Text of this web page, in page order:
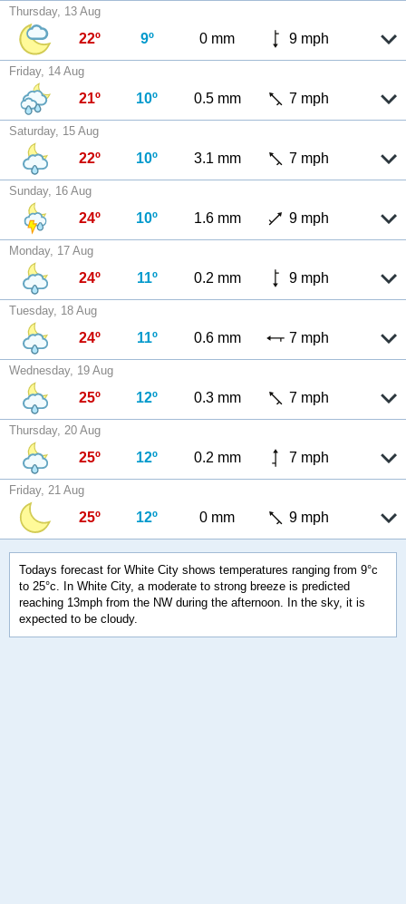
Thursday, 13 Aug
22º 9º 0 mm 9 mph
Friday, 14 Aug
21º 10º 0.5 mm 7 mph
Saturday, 15 Aug
22º 10º 3.1 mm 7 mph
Sunday, 16 Aug
24º 10º 1.6 mm 9 mph
Monday, 17 Aug
24º 11º 0.2 mm 9 mph
Tuesday, 18 Aug
24º 11º 0.6 mm 7 mph
Wednesday, 19 Aug
25º 12º 0.3 mm 7 mph
Thursday, 20 Aug
25º 12º 0.2 mm 7 mph
Friday, 21 Aug
25º 12º 0 mm 9 mph
Todays forecast for White City shows temperatures ranging from 9°c
to 25°c. In White City, a moderate to strong breeze is predicted
reaching 13mph from the NW during the afternoon. In the sky, it is
expected to be cloudy.